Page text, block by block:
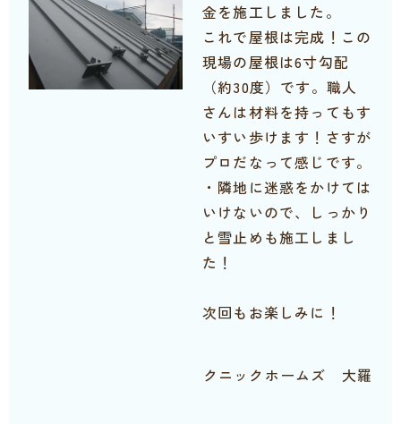
金を施工しました。
これで屋根は完成！この
現場の屋根は6寸勾配
（約30度）です。職人
さんは材料を持ってもす
いすい歩けます！さすが
プロだなって感じです。
・隣地に迷惑をかけては
いけないので、しっかり
と雪止めも施工しまし
た！
次回もお楽しみに！
クニックホームズ 大羅